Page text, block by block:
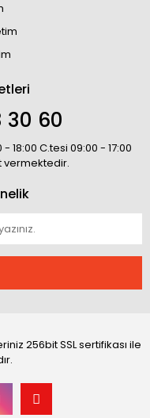
30 60
C.tesi 09:00 - 17:00
vermektedir.
256bit SSL sertifikası ile